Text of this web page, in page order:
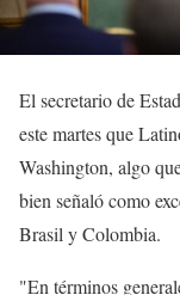
El secretario de
este martes que
Washington, algo
bien señaló como
Brasil y Colombia.
"En términos